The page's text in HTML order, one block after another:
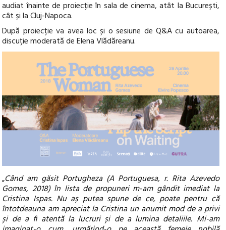
audiat înainte de proiecție în sala de cinema, atât la București,
cât și la Cluj-Napoca.
După proiecție va avea loc și o sesiune de Q&A cu autoarea,
discuție moderatăde Elena Vlădăreanu.
„Când am găsit Portugheza(A Portuguesa, r. Rita Azevedo
Gomes, 2018) în lista de propuneri m-am gândit imediat la
Cristina Ispas. Nu aș putea spune de ce, poate pentru că
întotdeauna am apreciat la Cristina un anumit mod de a privi
și de a fi atentă la lucruri și de a lumina detaliile. Mi-am